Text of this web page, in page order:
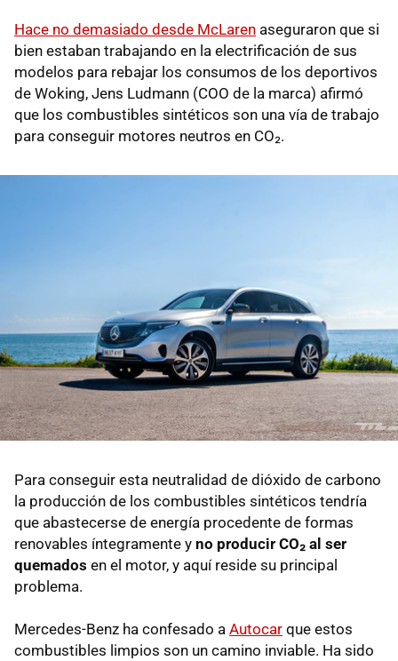
Hace no demasiado desde McLaren aseguraron que si
bien estaban trabajando en la electrificación de sus
modelos para rebajar los consumos de los deportivos
de Woking, Jens Ludmann (COO de la marca) afirmó
que los combustibles sintéticos son una vía de trabajo
para conseguir motores neutros en CO₂.
Para conseguir esta neutralidad de dióxido de carbono
la producción de los combustibles sintéticos tendría
que abastecerse de energía procedente de formas
renovables íntegramente y no producir CO₂ al ser
quemados en el motor, y aquí reside su principal
problema.
Mercedes-Benz ha confesado a Autocar que estos
combustibles limpios son un camino inviable. Ha sido